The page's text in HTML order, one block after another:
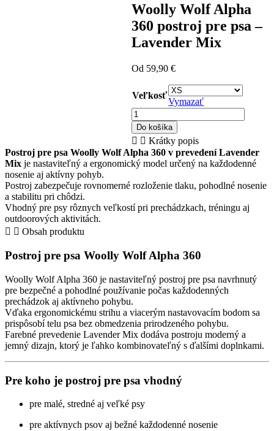
Woolly Wolf Alpha
360 postroj pre psa –
Lavender Mix
Od 59,90€
Veľkosť
Vymazať
množstvo
Woolly
Wolf
Alpha
360
postroj
psa
Lavender
Do košíka
Krátky popis
Postroj pre psa Woolly Wolf Alpha 360 v prevedení Lavender
Mix je nastaviteľný a ergonomický model určený na každodenné
nosenie aj aktívny pohyb.
Postroj zabezpečuje rovnomerné rozloženie tlaku, pohodlné nosenie
a stabilitu pri chôdzi.
Vhodný pre psy rôznych veľkostí pri prechádzkach, tréningu aj
outdoorových aktivitách.
Obsah produktu
Postroj pre psa Woolly Wolf Alpha 360
Woolly Wolf Alpha 360 je nastaviteľný postroj pre psa navrhnutý
pre bezpečné a pohodlné používanie počas každodenných
prechádzok aj aktívneho pohybu.
Vďaka ergonomickému strihu a viacerým nastavovacím bodom sa
prispôsobí telu psa bez obmedzenia prirodzeného pohybu.
Farebné prevedenie Lavender Mix dodáva postroju moderný a
jemný dizajn, ktorý je ľahko kombinovateľný s ďalšími doplnkami.
Pre koho je postroj pre psa vhodný
pre malé, stredné aj veľké psy
pre aktívnych psov aj bežné každodenné nosenie